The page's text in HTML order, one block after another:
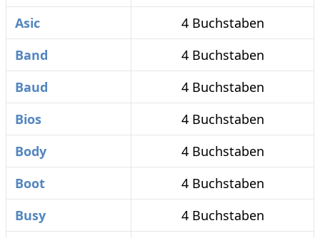
Asic
4 Buchstaben
Band
4 Buchstaben
Baud
4 Buchstaben
Bios
4 Buchstaben
Body
4 Buchstaben
Boot
4 Buchstaben
Busy
4 Buchstaben